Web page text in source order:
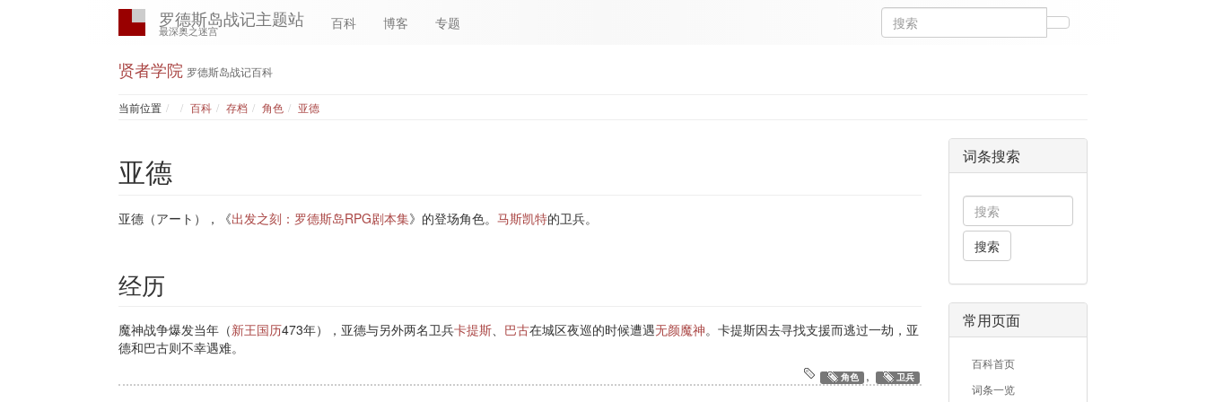
罗德斯岛战记主题站
最深奥之迷宫 百科 博客 专题
贤者学院 罗德斯岛战记百科
当前位置 Home
百科 存档 角色 亚德
亚德
亚德（アート），《出发之刻：罗德斯岛RPG剧本集》的登场角色。 马斯凯特的卫兵。
经历
魔神战争爆发当年（新王国历473年），亚德与另外两名卫兵卡提斯、 巴古在城区夜巡的时候遭遇无颜魔神。卡提斯因去寻找支援而逃过一劫，亚
德和巴古则不幸遇难。
角色 , 卫兵
词条搜索
搜索
常用页面
百科首页
词条一览